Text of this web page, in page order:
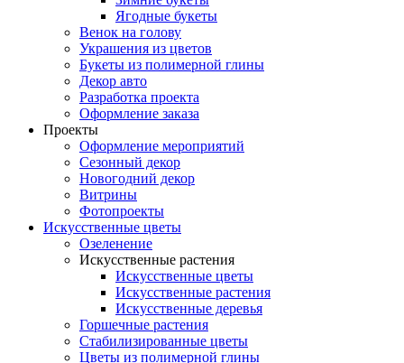
Ягодные букеты
Венок на голову
Украшения из цветов
Букеты из полимерной глины
Декор авто
Разработка проекта
Оформление заказа
Проекты
Оформление мероприятий
Сезонный декор
Новогодний декор
Витрины
Фотопроекты
Искусственные цветы
Озеленение
Искусственные растения
Искусственные цветы
Искусственные растения
Искусственные деревья
Горшечные растения
Стабилизированные цветы
Цветы из полимерной глины